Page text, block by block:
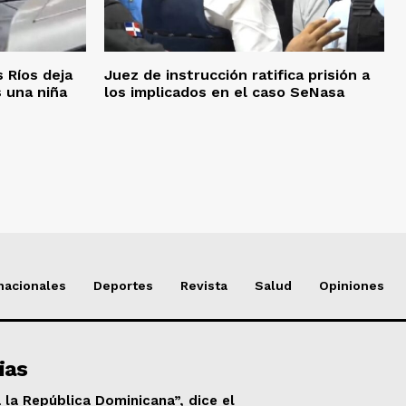
deja
niña
Juez de instrucción ratifica prisión a
los implicados en el caso SeNasa
Deportes Revista Salud Opiniones
República Dominicana”, dice el